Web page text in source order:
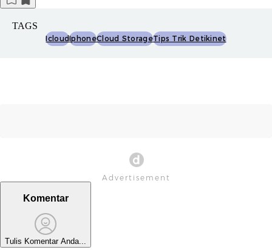
TAGS
IcloudIphoneCloud StorageTips Trik Detikinet
Komentar
Tulis Komentar Anda...